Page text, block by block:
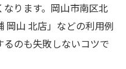
ります。岡山市南区北
岡山 北店」などの利用例
のも失敗しないコツで